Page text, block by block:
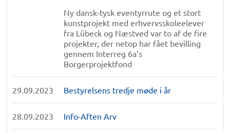
Ny dansk-tysk eventyrrute og et stort
kunstprojekt med erhvervsskoleelever
fra Lübeck og Næstved var to af de fire
projekter, der netop har fået bevilling
gennem Interreg 6a’s
Borgerprojektfond
29.09.2023 Bestyrelsens tredje møde i år
28.09.2023 Info-Aften Arv